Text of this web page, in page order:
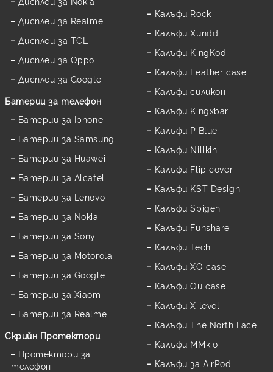
Дисплеи за Realme
Дисплеи за TCL
Дисплеи за Oppo
Дисплеи за Google
Батерии за телефон
Батерии за Iphone
Батерии за Samsung
Батерии за Huawei
Батерии за Alcatel
Батерии за Lenovo
Батерии за Nokia
Батерии за Sony
Батерии за Motorola
Батерии за Google
Батерии за Xiaomi
Батерии за Realme
Скрийн Протектори
Протектори за
телефон
Калъфи Rock
Калъфи Xundd
Калъфи KingKod
Калъфи Leather case
Калъфи силикон
Калъфи Kingxbar
Калъфи PiBlue
Калъфи Nillkin
Калъфи Flip cover
Калъфи KST Design
Калъфи Spigen
Калъфи Funshare
Калъфи Tech
Калъфи XO case
Калъфи Ou case
Калъфи X level
Калъфи The North Face
Калъфи MMkio
Калъфи за AirPod